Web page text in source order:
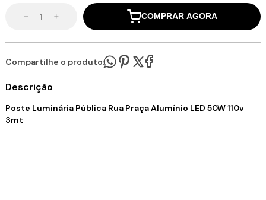
COMPRAR AGORA
Compartilhe o produto:
Descrição
Poste Luminária Pública Rua Praça Alumínio LED 50W 110v
3mt